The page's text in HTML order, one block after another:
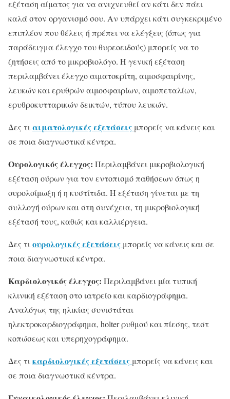
εξέταση αίματος για να ανιχνευθεί αν κάτι δεν πάει
καλά στον οργανισμό σου. Αν υπάρχει κάτι συγκεκριμένο
επιπλέον που θέλεις ή πρέπει να ελέγξεις (όπως για
παράδειγμα έλεγχο του θυρεοειδούς) μπορείς να το
ζητήσεις από το μικροβιολόγο. Η γενική εξέταση
περιλαμβάνει έλεγχο αιματοκρίτη, αιμοσφαιρίνης,
λευκών και ερυθρών αιμοσφαιρίων, αιμοπεταλίων,
ερυθροκυτταρικών δεικτών, τύπου λευκών.
Δες τιαιματολογικές εξετάσεις μπορείς να κάνεις και
σε ποια διαγνωστικά κέντρα.
Ουρολογικός έλεγχος: Περιλαμβάνει μικροβιολογική
εξέταση ούρων για τον εντοπισμό παθήσεων όπως η
ουρολοίμωξη ή η κυστίτιδα. Η εξέταση γίνεται με τη
συλλογή ούρων και στη συνέχεια, τη μικροβιολογική
εξέτασή τους, καθώς και καλλιέργεια.
Δες τιουρολογικές εξετάσεις μπορείς να κάνεις και σε
ποια διαγνωστικά κέντρα.
Καρδιολογικός έλεγχος: Περιλαμβάνει μία τυπική
κλινική εξέταση στο ιατρείο και καρδιογράφημα.
Αναλόγως της ηλικίας συνιστάται
ηλεκτροκαρδιογράφημα, holter ρυθμού και πίεσης, τεστ
κοπώσεως και υπερηχογράφημα.
Δες τικαρδιολογικές εξετάσεις μπορείς να κάνεις και
σε ποια διαγνωστικά κέντρα.